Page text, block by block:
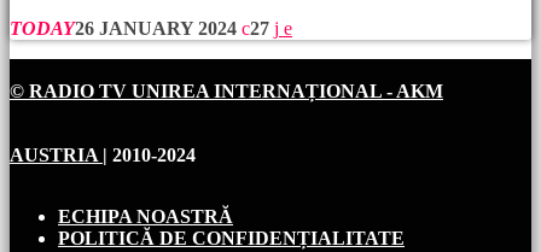
TODAY26 JANUARY 2024 27
© RADIO TV UNIREA INTERNAȚIONAL - AKM
AUSTRIA | 2010-2024
ECHIPA NOASTRĂ
POLITICĂ DE CONFIDENȚIALITATE